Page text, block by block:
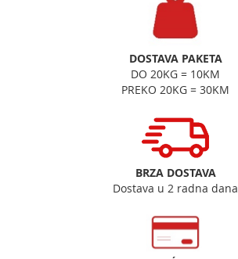
DOSTAVA PAKETA
DO 20KG = 10KM
PREKO 20KG = 30KM
BRZA DOSTAVA
Dostava u 2 radna dana